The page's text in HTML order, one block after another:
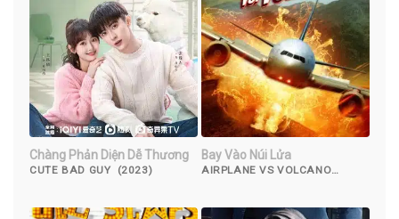
Chàng Phản Diện Dễ Thương
CUTE BAD GUY (2023)
Bay Vào Núi Lửa
AIRPLANE VS VOLCANO